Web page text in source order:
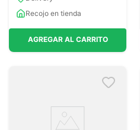
Recojo en tienda
AGREGAR AL CARRITO